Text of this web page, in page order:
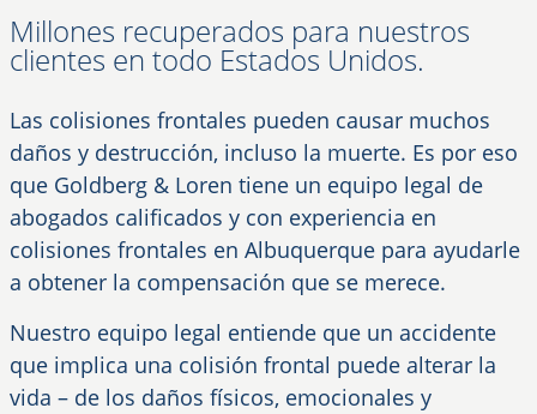
Millones recuperados para nuestros
clientes en todo Estados Unidos.
Las colisiones frontales pueden causar muchos
daños y destrucción, incluso la muerte. Es por eso
que Goldberg & Loren tiene un equipo legal de
abogados calificados y con experiencia en
colisiones frontales en Albuquerque para ayudarle
a obtener la compensación que se merece.
Nuestro equipo legal entiende que un accidente
que implica una colisión frontal puede alterar la
vida – de los daños físicos, emocionales y